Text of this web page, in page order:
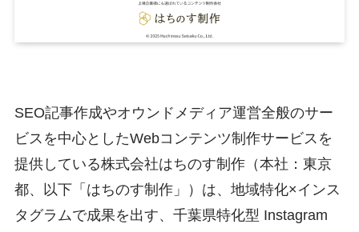
SEO記事作成やオウンドメディア運営全般のサー
ビスを中心としたWebコンテンツ制作サービスを
提供している株式会社はちのす制作（本社：東京
都、以下「はちのす制作」）は、地域特化×インス
タグラムで成果を出す、千葉県特化型 Instagram